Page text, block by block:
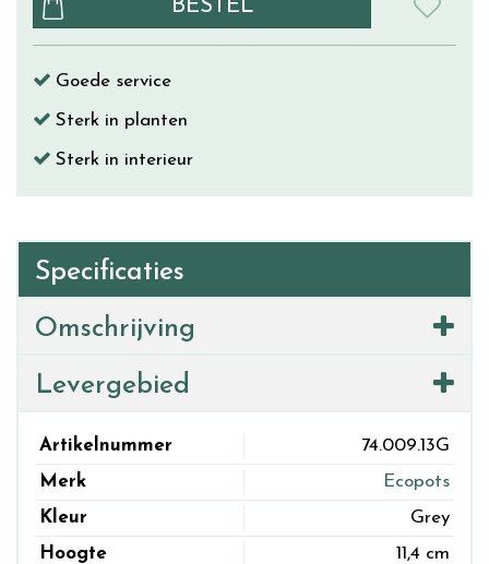
Goede service
Sterk in planten
Sterk in interieur
Specificaties
Omschrijving
Levergebied
Artikelnummer
74.009.13G
Merk
Ecopots
Kleur
Grey
Hoogte
11,4 cm